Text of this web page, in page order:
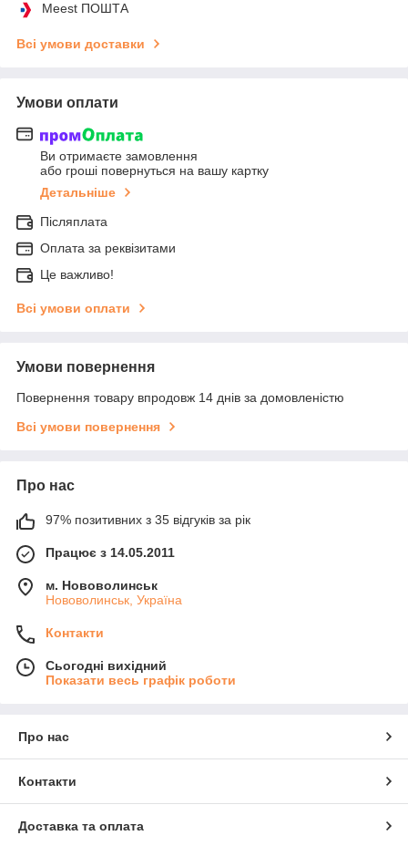
Meest ПОШТА
Всі умови доставки
Умови оплати
Ви отримаєте замовлення
або гроші повернуться на вашу картку
Детальніше
Післяплата
Оплата за реквізитами
Це важливо!
Всі умови оплати
Умови повернення
Повернення товару впродовж 14 днів за домовленістю
Всі умови повернення
Про нас
97% позитивних з 35 відгуків за рік
Працює з 14.05.2011
м. Нововолинськ
Нововолинськ, Україна
Контакти
Сьогодні вихідний
Показати весь графік роботи
Про нас
Контакти
Доставка та оплата